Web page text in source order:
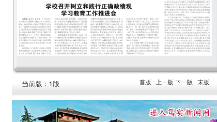
当前版：1版 首版 上一版 下一版 末版